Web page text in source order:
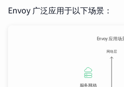
Envoy 广泛应用于以下场景：